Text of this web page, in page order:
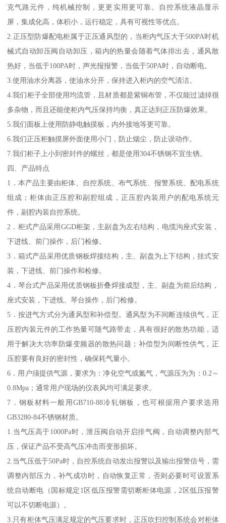
克气路元件，纯机械控制，更更实用更可靠。自控系统液晶显示
屏，集成化高，体积小，运行稳定，具有可视性等优点。
2.正压型防爆配电柜属于正压通风型的，当柜内气压大于500PA时机
械式自动卸压阀自动卸压，箱内的热量会随着气体排出去，通风散
热好，当低于100PA时，声光报报警，当低于50PA时，自动断电。
3.使用油水分离器，使油水分开，保持进入柜内的空气清洁。
4.我们柜子全部使用均流管，且材质都是紫铜布管，不仅能过滤掉很
多杂物，而且还能使柜内气压保持均衡，真正达到正压防爆效果。
5.我们面板上使用防静电触摸板，内外接地等更可靠。
6.我们正压柜触摸屏外面使用小门，防止烟尘，防止误动作。
7.我们柜子上小到密封件的螺丝，都是使用304不锈钢不宜生锈。
四、产品特点
1．本产品主要由柜体、自控系统、布气系统、报警系统、配电系统
组成；柜体由正压腔和副腔组成，正压腔内装用户的配电系统元
件，副腔内装自控系统。
2．柜式产品采用GGD柜架，主副盘为左右结构，电缆沟座式安装，
下进线、前门操作，后门检修。
3．箱式产品采用优质钢板焊接结构，主、副盘为上下结构，挂式安
装，下进线、前门操作和检修。
4．琴台式产品采用优质钢板折叠焊接成型，主、副盘为前后结构，
座式安装，下进线、琴台操作，后门检修。
5．按进气方式分为通风型和补偿型。通风型为不间断连续供气，正
压腔内装元件的工作热量可随气路带走，具有很好的散热功能，适
用于解决大功率防爆变频器的散热问题；补偿型为间断性供气，正
压腔要有良好的密封性，确保耗气量小。
6．用户须提供气源，要求为：净化空气或氮气，气源压为为：0.2～
0.8Mpa；通常用户现场的仪表风均可满足要求。
7．钢板材料一般用GB710-88冷轧钢板，也可根据用户要求选用
GB3280-84不锈钢材质。
1.当气压高于1000Pa时，泄压阀自动开启排气阀，自动调整内部气
压，保证产品不受高气压冲击而变形损坏。
2.当气压低于50Pa时，自控系统自动发出报警以及输出报警信号，需
调整内部压力，补气成功时，自动恢复正常，否则必要时可设置系
统自动断电（国标规定1区低压报警需切断柜体电源，2区低压报警
可以不切断电源）。
3.只有柜体气压满足规定的气压要求时，正压吹扫控制系统会对柜体